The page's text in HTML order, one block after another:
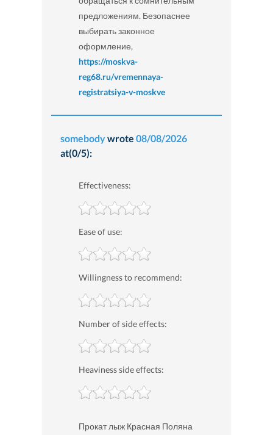
предложениям. Безопаснее
выбирать законное
оформление,
https://moskva-
reg68.ru/vremennaya-
registratsiya-v-moskve
somebodywrote 08/08/2026
at(0/5):
Effectiveness:
Ease of use:
Willingness to recommend:
Number of side effects:
Heaviness side effects:
Прокат лыж Красная Поляна